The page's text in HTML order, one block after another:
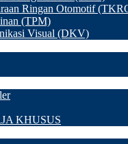
Ringan Otomotif
(TPM)
Visual (DKV)
KHUSUS